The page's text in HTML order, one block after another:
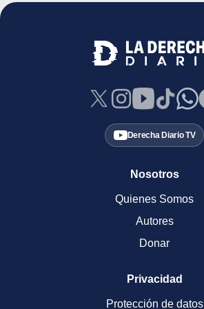
Derecha Diario TV
Nosotros
Quienes Somos
Autores
Donar
Privacidad
Protección de datos